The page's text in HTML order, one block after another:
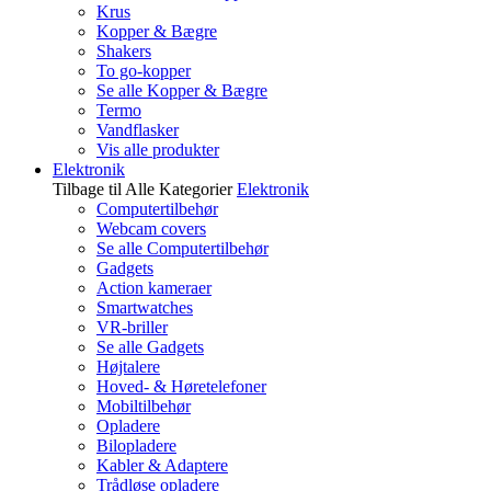
Krus
Kopper & Bægre
Shakers
To go-kopper
Se alle Kopper & Bægre
Termo
Vandflasker
Vis alle produkter
Elektronik
Tilbage til Alle Kategorier Elektronik
Computertilbehør
Webcam covers
Se alle Computertilbehør
Gadgets
Action kameraer
Smartwatches
VR-briller
Se alle Gadgets
Højtalere
Hoved- & Høretelefoner
Mobiltilbehør
Opladere
Bilopladere
Kabler & Adaptere
Trådløse opladere